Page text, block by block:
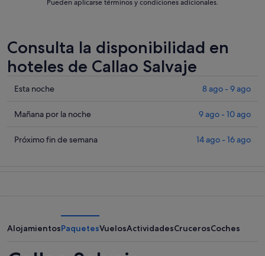
Pueden aplicarse términos y condiciones adicionales.
Consulta la disponibilidad en
hoteles de Callao Salvaje
Comprueba
precios
Callao
-
ago
Esta noche 8 ago - 9 ago
Comprueba
precios
la
9
Mañana por la noche 9 ago - 10 ago
Comprueba
el
fin
Próximo fin de semana 14 ago - 16 ago
AlojamientosPaquetesVuelosActividadesCrucerosCoches